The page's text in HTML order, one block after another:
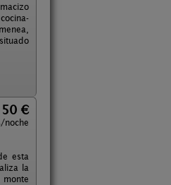
50 €
noche
esta
la